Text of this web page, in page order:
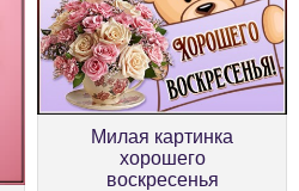
Милая картинка
хорошего
воскресенья